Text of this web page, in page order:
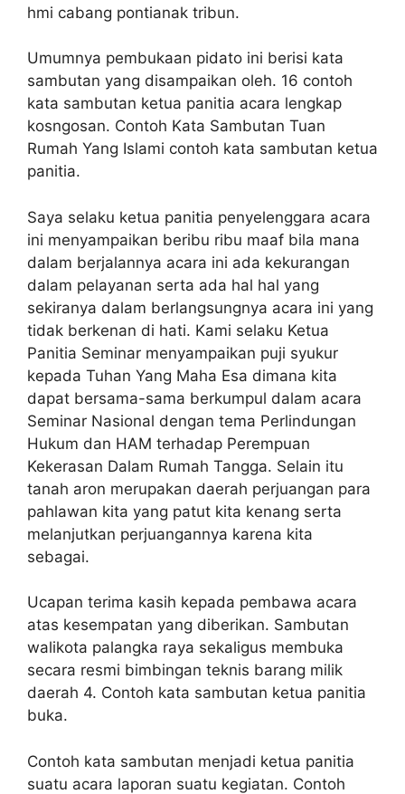
hmi cabang pontianak tribun.
Umumnya pembukaan pidato ini berisi kata
sambutan yang disampaikan oleh. 16 contoh
kata sambutan ketua panitia acara lengkap
kosngosan. Contoh Kata Sambutan Tuan
Rumah Yang Islami contoh kata sambutan ketua
panitia.
Saya selaku ketua panitia penyelenggara acara
ini menyampaikan beribu ribu maaf bila mana
dalam berjalannya acara ini ada kekurangan
dalam pelayanan serta ada hal hal yang
sekiranya dalam berlangsungnya acara ini yang
tidak berkenan di hati. Kami selaku Ketua
Panitia Seminar menyampaikan puji syukur
kepada Tuhan Yang Maha Esa dimana kita
dapat bersama-sama berkumpul dalam acara
Seminar Nasional dengan tema Perlindungan
Hukum dan HAM terhadap Perempuan
Kekerasan Dalam Rumah Tangga. Selain itu
tanah aron merupakan daerah perjuangan para
pahlawan kita yang patut kita kenang serta
melanjutkan perjuangannya karena kita
sebagai.
Ucapan terima kasih kepada pembawa acara
atas kesempatan yang diberikan. Sambutan
walikota palangka raya sekaligus membuka
secara resmi bimbingan teknis barang milik
daerah 4. Contoh kata sambutan ketua panitia
buka.
Contoh kata sambutan menjadi ketua panitia
suatu acara laporan suatu kegiatan. Contoh